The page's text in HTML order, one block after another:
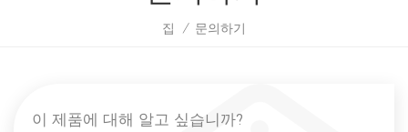
집 / 문의하기
이 제품에 대해 알고 싶습니까?